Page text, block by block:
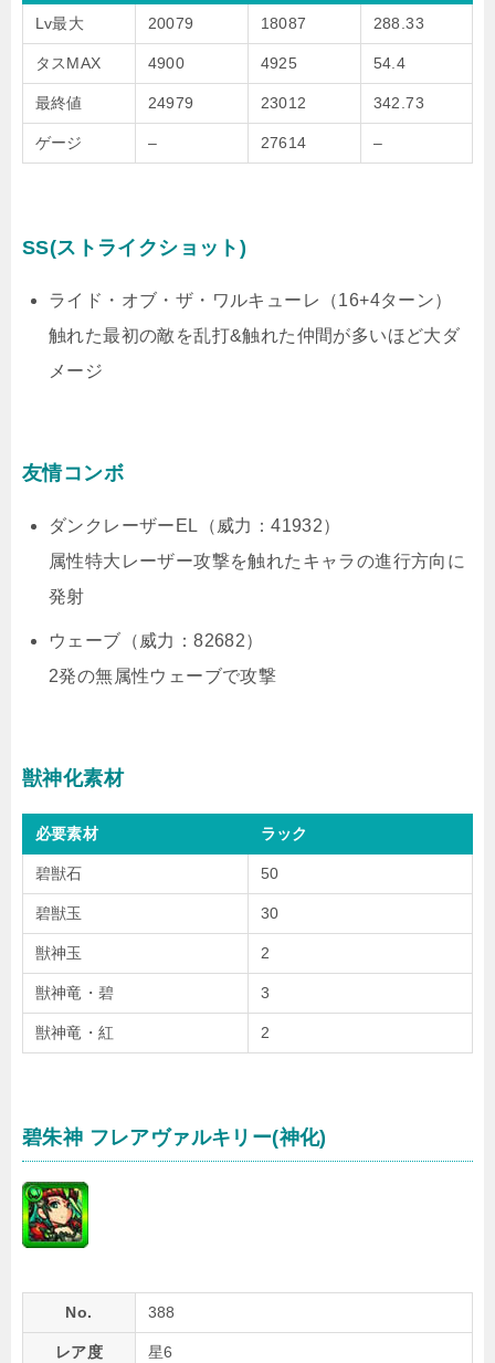
Lv最大 20079 18087 288.33
タスMAX 4900 4925 54.4
最終値 24979 23012 342.73
ゲージ – 27614 –
SS(ストライクショット)
ライド・オブ・ザ・ワルキューレ（16+4ターン）
触れた最初の敵を乱打&触れた仲間が多いほど大ダ
メージ
友情コンボ
ダンクレーザーEL（威力：41932）
属性特大レーザー攻撃を触れたキャラの進行方向に
発射
ウェーブ（威力：82682）
2発の無属性ウェーブで攻撃
獣神化素材
必要素材 ラック
碧獣石 50
碧獣玉 30
獣神玉 2
獣神竜・碧 3
獣神竜・紅 2
碧朱神 フレアヴァルキリー(神化)
No. 388
レア度 星6